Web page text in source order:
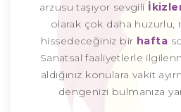
arzusu taşıyor sevgili
olarak çok daha huzurlu,
hissedeceğiniz bir hafta
Sanatsal faaliyetlerle
aldığınız konulara vakit
dengenizi bulmanıza